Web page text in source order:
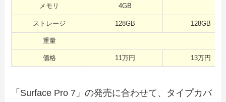
メモリ 4GB
ストレージ 128GB 128GB
重量
価格 11万円 13万円
「Surface Pro 7」の発売に合わせて、タイプカバ